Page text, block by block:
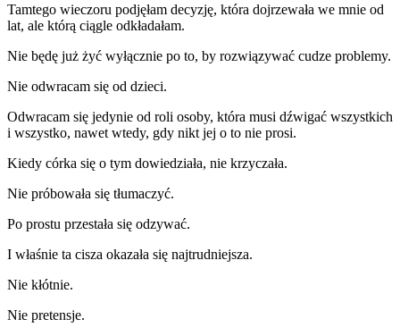
Tamtego wieczoru podjęłam decyzję, która dojrzewała we mnie od
lat, ale którą ciągle odkładałam.
Nie będę już żyć wyłącznie po to, by rozwiązywać cudze problemy.
Nie odwracam się od dzieci.
Odwracam się jedynie od roli osoby, która musi dźwigać wszystkich
i wszystko, nawet wtedy, gdy nikt jej o to nie prosi.
Kiedy córka się o tym dowiedziała, nie krzyczała.
Nie próbowała się tłumaczyć.
Po prostu przestała się odzywać.
I właśnie ta cisza okazała się najtrudniejsza.
Nie kłótnie.
Nie pretensje.